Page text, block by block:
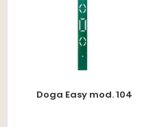
Doga Easy mod. 104